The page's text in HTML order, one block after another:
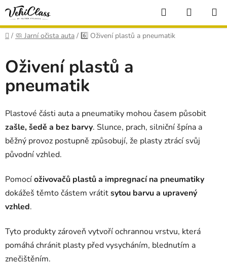
Přejít
obsah
Hledat
KOŠÍK
Domů
/ 🧼 Jarní očista auta / 6️⃣ Oživení plastů a pneumatik
Oživení plastů a
pneumatik
Plastové části auta a pneumatiky mohou časem působit
zašle, šedě a bez barvy. Slunce, prach, silniční špína a
běžný provoz postupně způsobují, že plasty ztrácí svůj
původní vzhled.
Pomocíoživovačů plastů a impregnací na pneumatiky
dokážeš těmto částem vrátitsytou barvu a upravený
vzhled.
Tyto produkty zároveň vytvoří ochrannou vrstvu, která
pomáhá chránit plasty před vysycháním, blednutím a
znečištěním.